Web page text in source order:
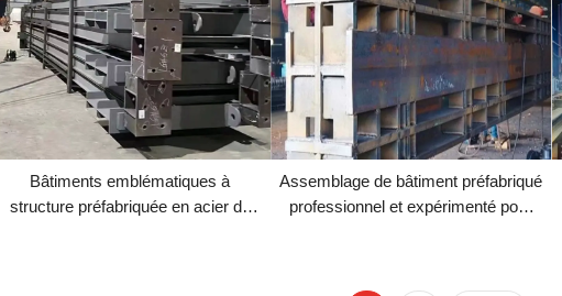
Bâtiments emblématiques à
structure préfabriquée en acier de
Assemblage de bâtiment préfabriqué
professionnel et expérimenté pour